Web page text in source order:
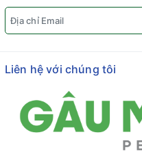
Liên hệ với chúng tôi